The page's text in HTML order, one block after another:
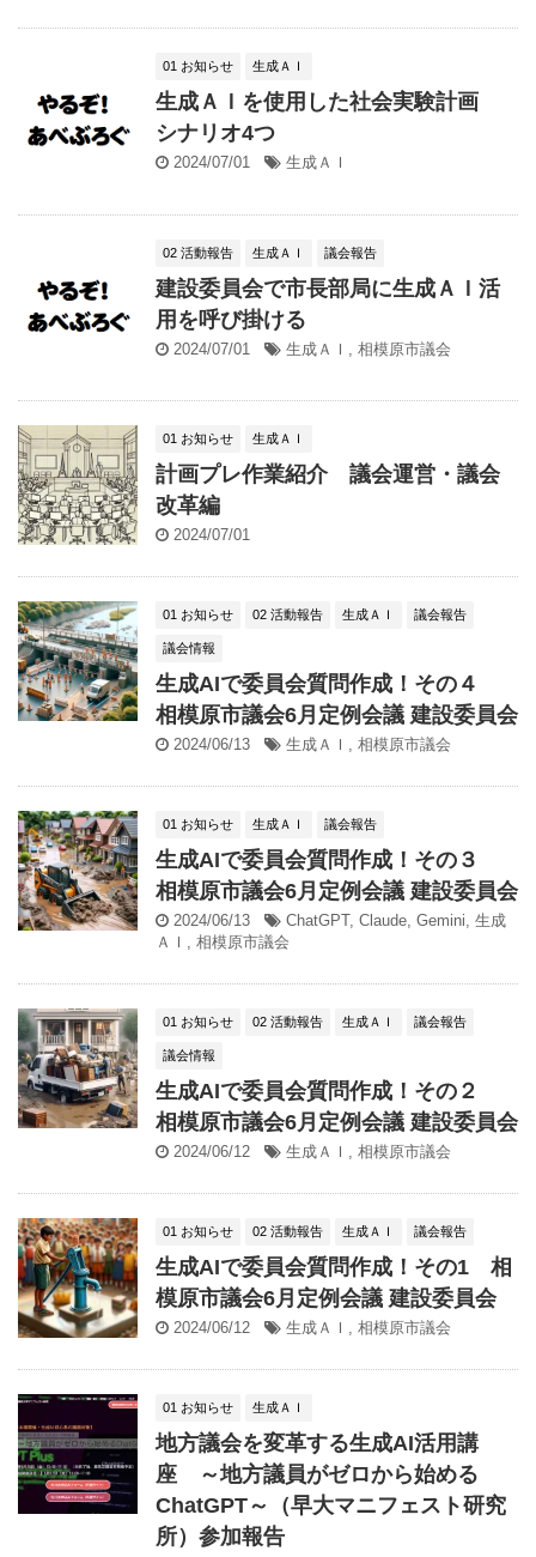
01 お知らせ 生成ＡＩ
生成ＡＩを使用した社会実験計画
シナリオ4つ
2024/07/01 生成ＡＩ
02 活動報告 生成ＡＩ 議会報告
建設委員会で市長部局に生成ＡＩ活
用を呼び掛ける
2024/07/01 生成ＡＩ 相模原市議会
01 お知らせ 生成ＡＩ
計画プレ作業紹介 議会運営・議会
改革編
2024/07/01
01 お知らせ 02 活動報告 生成ＡＩ 議会報告
議会情報
生成AIで委員会質問作成！その４
相模原市議会6月定例会議 建設委員会
2024/06/13 生成ＡＩ , 相模原市議会
01 お知らせ 生成ＡＩ 議会報告
生成AIで委員会質問作成！その３
相模原市議会6月定例会議 建設委員会
2024/06/13 ChatGPT, Claude, Gemini, 生成
ＡＩ , 相模原市議会
01 お知らせ 02 活動報告 生成ＡＩ 議会報告
議会情報
生成AIで委員会質問作成！その２
相模原市議会6月定例会議 建設委員会
2024/06/12 生成ＡＩ , 相模原市議会
01 お知らせ 02 活動報告 生成ＡＩ 議会報告
生成AIで委員会質問作成！その1 相
模原市議会6月定例会議 建設委員会
2024/06/12 生成ＡＩ , 相模原市議会
01 お知らせ 生成ＡＩ
地方議会を変革する生成AI活用講
座 ～地方議員がゼロから始める
ChatGPT～（早大マニフェスト研究
所）参加報告